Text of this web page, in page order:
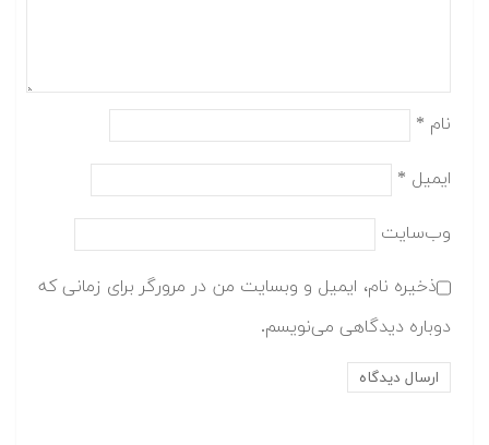
نام *
ایمیل *
وب‌سایت
ذخیره نام، ایمیل و وبسایت من در مرورگر برای زمانی که
دوباره دیدگاهی می‌نویسم.